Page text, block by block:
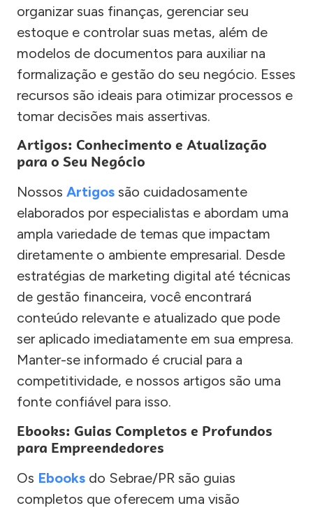
organizar suas finanças, gerenciar seu
estoque e controlar suas metas, além de
modelos de documentos para auxiliar na
formalização e gestão do seu negócio. Esses
recursos são ideais para otimizar processos e
tomar decisões mais assertivas.
Artigos: Conhecimento e Atualização
para o Seu Negócio
Nossos Artigos são cuidadosamente
elaborados por especialistas e abordam uma
ampla variedade de temas que impactam
diretamente o ambiente empresarial. Desde
estratégias de marketing digital até técnicas
de gestão financeira, você encontrará
conteúdo relevante e atualizado que pode
ser aplicado imediatamente em sua empresa.
Manter-se informado é crucial para a
competitividade, e nossos artigos são uma
fonte confiável para isso.
Ebooks: Guias Completos e Profundos
para Empreendedores
Os Ebooks do Sebrae/PR são guias
completos que oferecem uma visão